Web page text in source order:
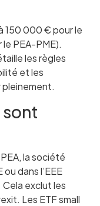
150 000 € pour le
PEA-PME).
les règles
et les
pleinement.
sont
la société
dans l’EEE
exclut les
Les ETF small